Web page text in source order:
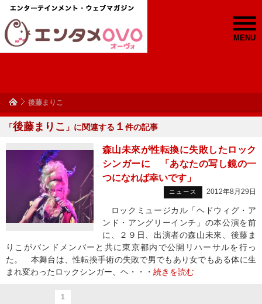
MENU
後藤まりこ
「後藤まりこ 」に関連する １ 件の記事
森山未來が性転換に失敗したロック
シンガーに 「あなたの写し鏡の一
つになれば幸いです」
ニュース 2012年8月29日
ロックミュージカル「ヘドウィグ・ア
ンド・アングリーインチ」の本公演を前
に、２９日、出演者の森山未來、後藤ま
りこがバンドメンバーと共に東京都内で公開リハーサルを行っ
た。 本舞台は、性転換手術の失敗で男でもあり女でもある体に生
まれ変わったロックシンガー、ヘ・・・ 続きを読む
1